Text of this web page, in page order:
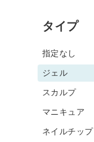
タイプ
指定なし
ジェル
スカルプ
マニキュア
ネイルチップ